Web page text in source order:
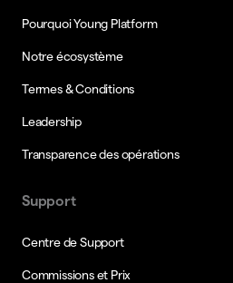
Pourquoi Young Platform
Notre écosystème
Termes & Conditions
Leadership
Transparence des opérations
Support
Centre de Support
Commissions et Prix